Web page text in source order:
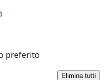
preferito